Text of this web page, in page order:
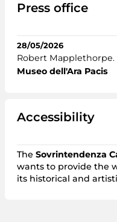
Press office
28/05/2026
Robert Mapplethorpe.
Museo dell'Ara Pacis
Accessibility
The Sovrintendenza
wants to provide the
its historical and